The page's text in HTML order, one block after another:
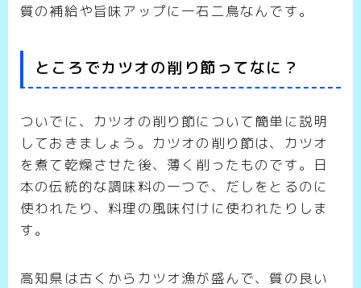
質の補給や旨味アップに一石二鳥なんです。
ところでカツオの削り節ってなに？
ついでに、カツオの削り節について簡単に説明
しておきましょう。カツオの削り節は、カツオ
を煮て乾燥させた後、薄く削ったものです。日
本の伝統的な調味料の一つで、だしをとるのに
使われたり、料理の風味付けに使われたりしま
す。
高知県は古くからカツオ漁が盛んで、質の良い